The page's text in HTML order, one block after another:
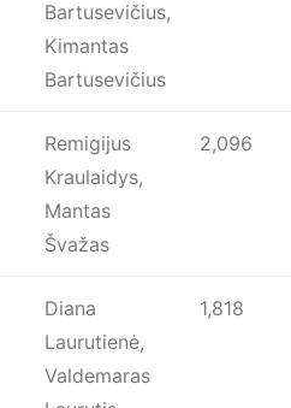
Bartusevičius,
Kimantas
Bartusevičius
Remigijus
Kraulaidys,
Mantas
Švažas
2,096
Diana
Laurutienė,
Valdemaras
1,818